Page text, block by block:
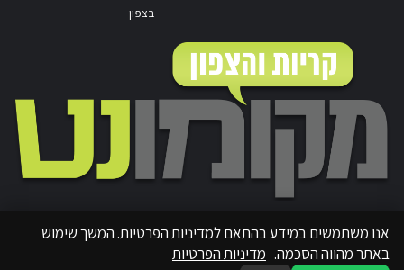
בצפון
אנו משתמשים במידע בהתאם למדיניות הפרטיות. המשך שימוש
באתר מהווה הסכמה. מדיניות הפרטיות